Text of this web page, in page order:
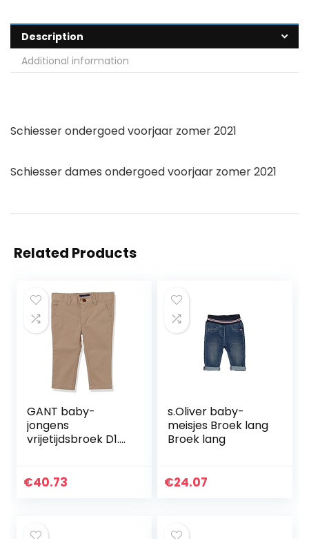
Description
Additional information
Schiesser ondergoed voorjaar zomer 2021
Schiesser dames ondergoed voorjaar zomer 2021
Related Products
GANT baby-
jongens
vrijetijdsbroek D1.
€40.73
s.Oliver baby-
meisjes Broek lang
Broek lang
€24.07